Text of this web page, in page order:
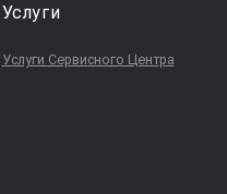
Услуги
Услуги Сервисного Центра